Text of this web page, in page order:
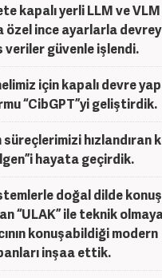
kapalı yerli LLM ve
özel ince ayarlarla
veriler güvenle işlendi.
için kapalı devre
“CibGPT”yi geliştirdik.
süreçlerimizi hızlandıran
hayata geçirdik.
doğal dilde
“ULAK” ile teknik
konuşabildiği modern
inşaa ettik.